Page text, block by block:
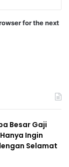
for the next
Besar Gaji
Ingin
Selamat